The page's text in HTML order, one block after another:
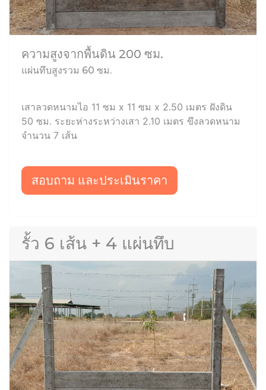
ความสูงจากพื้นดิน 200 ซม.
แผ่นทึบสูงรวม 60 ซม.
เสาลวดหนามไอ 11 ซม x 11 ซม x 2.50 เมตร ฝังดิน
50 ซม. ระยะห่างระหว่างเสา 2.10 เมตร ขึงลวดหนาม
จำนวน 7 เส้น
สอบถาม และประเมินราคา
รั้ว 6 เส้น + 4 แผ่นทึบ